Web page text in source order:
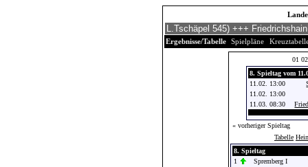
Ergebnisse/Tabelle Spielpläne
01 02
8. Spieltag vom
11.02. 13:00
11.02. 13:00
11.03. 08:30
« vorheriger Spieltag
Tabelle
8. Spieltag
1
Spremberg I